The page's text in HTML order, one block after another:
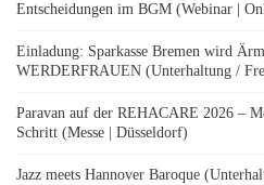
Entscheidungen im BGM (Webinar |
Einladung: Sparkasse Bremen wird
WERDERFRAUEN (Unterhaltung /
Paravan auf der REHACARE 2026 –
Schritt (Messe | Düsseldorf)
Jazz meets Hannover Baroque